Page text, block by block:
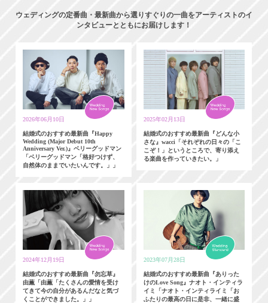
ウェディングの定番曲・最新曲から選りすぐりの一曲をアーティストのイ
ンタビューとともにお届けします！
2026年06月10日
結婚式のおすすめ最新曲『Happy
Wedding (Major Debut 10th
Anniversary Ver.)』ベリーグッドマン
「ベリーグッドマン「格好つけず、
自然体のままでいたいんです。」」
2025年02月13日
結婚式のおすすめ最新曲『どんな小
さな』wacci「それぞれの日々の「こ
こぞ！」というところで、寄り添え
る楽曲を作っていきたい。」
2024年12月19日
結婚式のおすすめ最新曲『勿忘草』
由薫「由薫「たくさんの愛情を受け
てきて今の自分があるんだなと気づ
くことができました。」」
2023年07月28日
結婚式のおすすめ最新曲『ありった
けのLove Song』ナオト・インティラ
イミ「ナオト・インティライミ「お
ふたりの最高の日に是非、一緒に盛